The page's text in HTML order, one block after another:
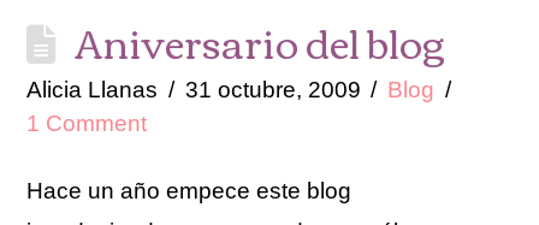
Aniversario del blog
Alicia Llanas 31 octubre, 2009
Blog
1 Comment
Hace un año empece este blog